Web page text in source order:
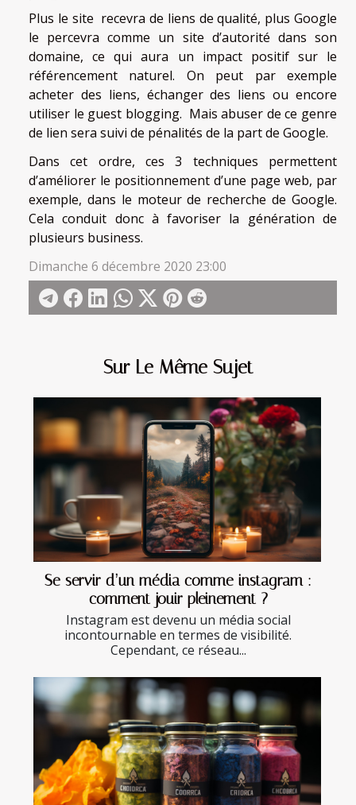
Sur Le Même Sujet
Se servir d’un média comme instagram :
comment jouir pleinement ?
Instagram est devenu un média social
incontournable en termes de visibilité.
Cependant, ce réseau...
Plus le site recevra de liens de qualité, plus Google
le percevra comme un site d’autorité dans son
domaine, ce qui aura un impact positif sur le
référencement naturel. On peut par exemple
acheter des liens, échanger des liens ou encore
utiliser le guest blogging. Mais abuser de ce genre
de lien sera suivi de pénalités de la part de Google.
Dans cet ordre, ces 3 techniques permettent
d’améliorer le positionnement d’une page web, par
exemple, dans le moteur de recherche de Google.
Cela conduit donc à favoriser la génération de
plusieurs business.
Dimanche 6 décembre 2020 23:00